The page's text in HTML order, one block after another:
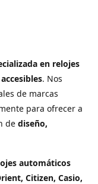
en relojes
. Nos
de marcas
para ofrecer a
de diseño,
automáticos
Citizen, Casio,